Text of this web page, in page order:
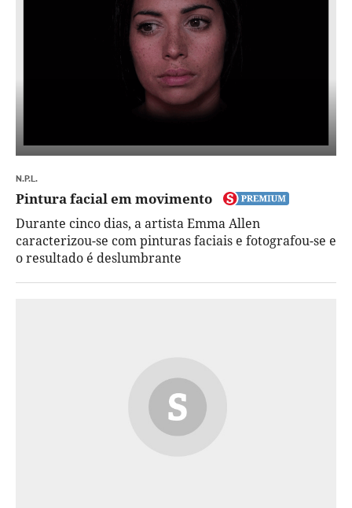
N.P.L.
Pintura facial em movimento
Durante cinco dias, a artista Emma Allen
caracterizou-se com pinturas faciais e fotografou-se e
o resultado é deslumbrante